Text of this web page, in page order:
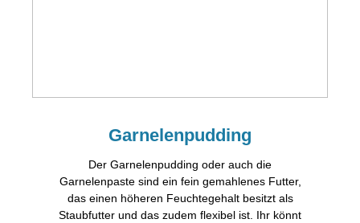
Garnelenpudding
Der Garnelenpudding oder auch die
Garnelenpaste sind ein fein gemahlenes Futter,
das einen höheren Feuchtegehalt besitzt als
Staubfutter und das zudem flexibel ist. Ihr könnt